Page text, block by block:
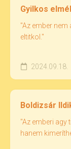
Gyilkos
"Az ember nem
eltitkol."
2024.09.18.
Boldizsár
"Az emberi agy
hanem